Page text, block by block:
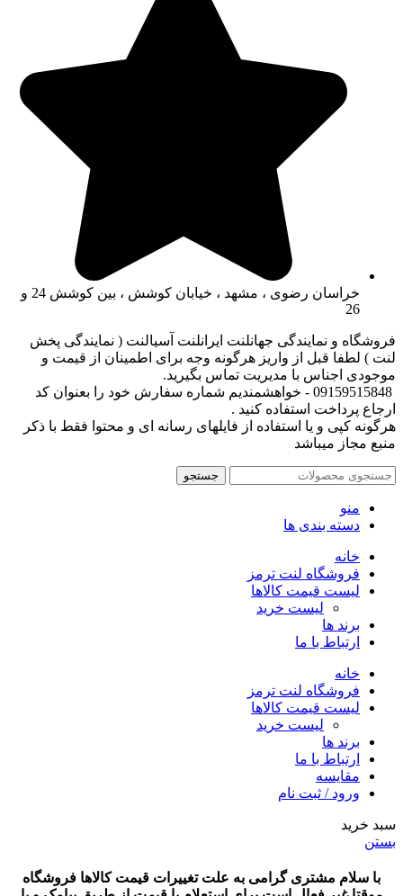
خراسان رضوی ، مشهد ، خیابان کوشش ، بین کوشش 24 و
26
فروشگاه و نمایندگی جهانلنت ایرانلنت آسیالنت ( نمایندگی پخش
لنت ) لطفا قبل از واریز هرگونه وجه برای اطمینان از قیمت و
موجودی اجناس با مدیریت تماس بگیرید.
09159515848 - خواهشمندیم شماره سفارش خود را بعنوان کد
ارجاع پرداخت استفاده کنید .
هرگونه کپی و یا استفاده از فایلهای رسانه ای و محتوا فقط با ذکر
منبع مجاز میباشد
جستجو
منو
دسته بندی ها
خانه
فروشگاه لنت ترمز
لیست قیمت کالاها
لیست خرید
برند ها
ارتباط با ما
خانه
فروشگاه لنت ترمز
لیست قیمت کالاها
لیست خرید
برند ها
ارتباط با ما
مقایسه
ورود / ثبت نام
سبد خرید
بستن
با سلام مشتری گرامی به علت تغییرات قیمت کالاها فروشگاه